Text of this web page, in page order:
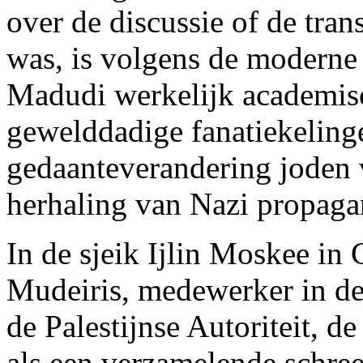
over de discussie of de
was, is volgens de
Madudi werkelijk
gewelddadige
gedaanteverandering
herhaling van Nazi
In de sjeik Ijlin Moskee in
Mudeiris, medewerker in
de Palestijnse Autoriteit,